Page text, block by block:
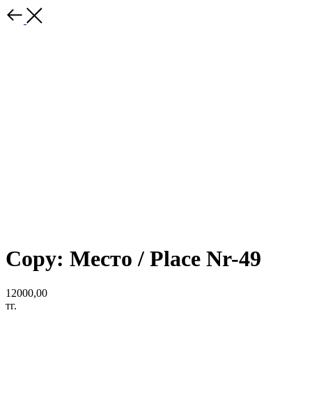
Copy: Место / Place Nr-49
12000,00
тг.